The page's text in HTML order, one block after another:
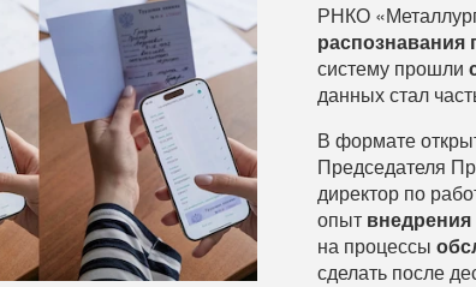
РНКО
распознавания
систему прошли
данных стал
В формате
Председателя
директор по
опыт внедрения
на процессы
сделать после